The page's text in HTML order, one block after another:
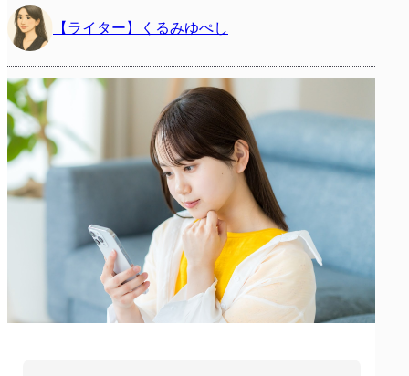
【ライター】くるみゆぺし